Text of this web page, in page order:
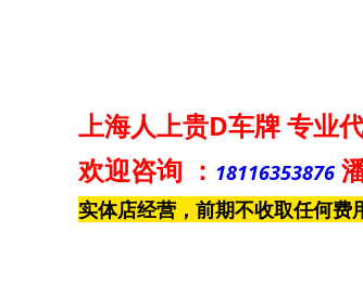
上海人上贵D车牌专业
欢迎咨询 ： 18116353876
实体店经营，前期不收取任何费